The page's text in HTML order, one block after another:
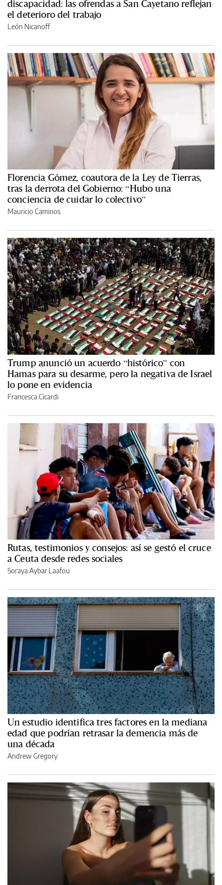
discapacidad: las ofrendas a San Cayetano reflejan
el deterioro del trabajo
León Nicanoff
Florencia Gómez, coautora de la Ley de Tierras,
tras la derrota del Gobierno: “Hubo una
conciencia de cuidar lo colectivo”
Mauricio Caminos
Trump anunció un acuerdo “histórico” con
Hamas para su desarme, pero la negativa de Israel
lo pone en evidencia
Francesca Cicardi
Rutas, testimonios y consejos: así se gestó el cruce
a Ceuta desde redes sociales
Soraya Aybar Laafou
Un estudio identifica tres factores en la mediana
edad que podrían retrasar la demencia más de
una década
Andrew Gregory